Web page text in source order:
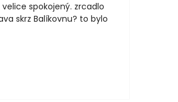
spokojený. zrcadlo
skrz Balíkovnu? to bylo